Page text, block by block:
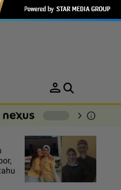
person
chevron_right info